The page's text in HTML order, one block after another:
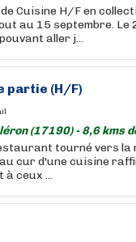
de Cuisine H/F en
au 15 septembre.
aller j...
partie (H/F)
(17190) - 8,6 kms
tourné vers la
cur d'une cuisine
ceux ...